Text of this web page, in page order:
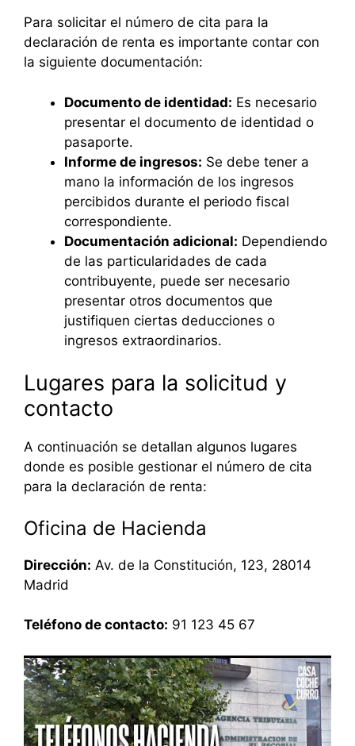
Para solicitar el número de cita para la
declaración de renta es importante contar con
la siguiente documentación:
Documento de identidad: Es necesario
presentar el documento de identidad o
pasaporte.
Informe de ingresos: Se debe tener a
mano la información de los ingresos
percibidos durante el periodo fiscal
correspondiente.
Documentación adicional: Dependiendo
de las particularidades de cada
contribuyente, puede ser necesario
presentar otros documentos que
justifiquen ciertas deducciones o
ingresos extraordinarios.
Lugares para la solicitud y
contacto
A continuación se detallan algunos lugares
donde es posible gestionar el número de cita
para la declaración de renta:
Oficina de Hacienda
Dirección: Av. de la Constitución, 123, 28014
Madrid
Teléfono de contacto: 91 123 45 67